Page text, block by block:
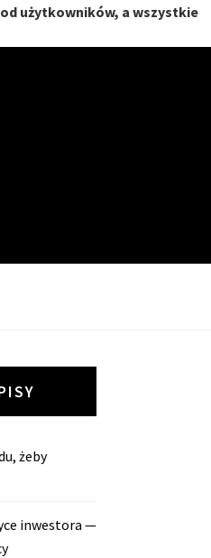
użytkowników, a wszystkie
żeby
inwestora —